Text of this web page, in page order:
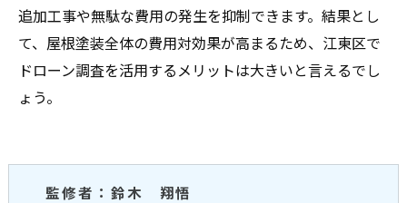
追加工事や無駄な費用の発生を抑制できます。結果とし
て、屋根塗装全体の費用対効果が高まるため、江東区で
ドローン調査を活用するメリットは大きいと言えるでし
ょう。
監修者：鈴木 翔悟